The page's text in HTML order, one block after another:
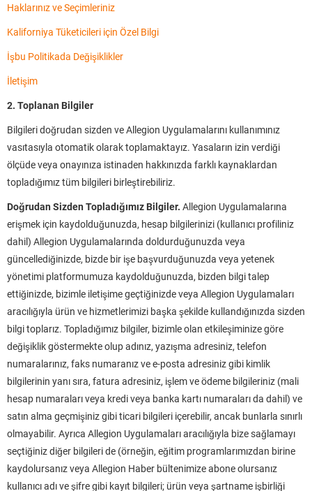
Haklarınız ve Seçimleriniz
Kaliforniya Tüketicileri için Özel Bilgi
İşbu Politikada Değişiklikler
İletişim
2. Toplanan Bilgiler
Bilgileri doğrudan sizden ve Allegion Uygulamalarını kullanımınız
vasıtasıyla otomatik olarak toplamaktayız. Yasaların izin verdiği
ölçüde veya onayınıza istinaden hakkınızda farklı kaynaklardan
topladığımız tüm bilgileri birleştirebiliriz.
Doğrudan Sizden Topladığımız Bilgiler. Allegion Uygulamalarına
erişmek için kaydolduğunuzda, hesap bilgilerinizi (kullanıcı profiliniz
dahil) Allegion Uygulamalarında doldurduğunuzda veya
güncellediğinizde, bizde bir işe başvurduğunuzda veya yetenek
yönetimi platformumuza kaydolduğunuzda, bizden bilgi talep
ettiğinizde, bizimle iletişime geçtiğinizde veya Allegion Uygulamaları
aracılığıyla ürün ve hizmetlerimizi başka şekilde kullandığınızda sizden
bilgi toplarız. Topladığımız bilgiler, bizimle olan etkileşiminize göre
değişiklik göstermekte olup adınız, yazışma adresiniz, telefon
numaralarınız, faks numaranız ve e-posta adresiniz gibi kimlik
bilgilerinin yanı sıra, fatura adresiniz, işlem ve ödeme bilgileriniz (mali
hesap numaraları veya kredi veya banka kartı numaraları da dahil) ve
satın alma geçmişiniz gibi ticari bilgileri içerebilir, ancak bunlarla sınırlı
olmayabilir. Ayrıca Allegion Uygulamaları aracılığıyla bize sağlamayı
seçtiğiniz diğer bilgileri de (örneğin, eğitim programlarımızdan birine
kaydolursanız veya Allegion Haber bültenimize abone olursanız
kullanıcı adı ve şifre gibi kayıt bilgileri; ürün veya şartname işbirliği